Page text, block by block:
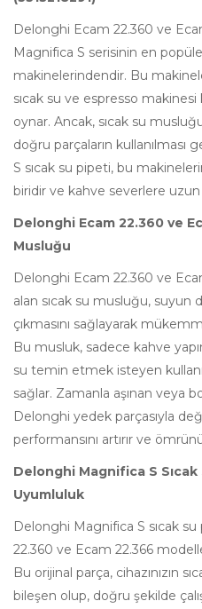
Delonghi Ecam 22.360 ve
Magnifica S serisinin en
makinelerindendir. Bu
sıcak su ve espresso
oynar. Ancak, sıcak su
doğru parçaların kullanılması
S sıcak su pipeti, bu
biridir ve kahve severlere uzun
Delonghi Ecam 22.360 ve
Musluğu
Delonghi Ecam 22.360 ve
alan sıcak su musluğu, suyun
çıkmasını sağlayarak
Bu musluk, sadece kahve
su temin etmek isteyen
sağlar. Zamanla aşınan veya
Delonghi yedek parçasıyla
performansını artırır ve
Delonghi Magnifica S
Uyumluluk
Delonghi Magnifica S sıcak su
22.360 ve Ecam 22.366
Bu orijinal parça, cihazınızın
bileşen olup, doğru şekilde